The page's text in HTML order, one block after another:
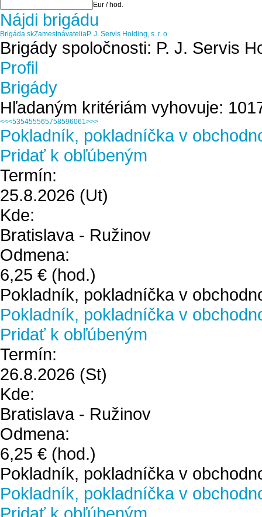
Eur / hod.
Nájdi brigádu
Brigáda.skZamestnávateliaP. J. Servis Holding, s. r. o.
Brigády spoločnosti: P. J. Servis
Profil
Brigády
Hľadaným kritériám vyhovuje:
<<<535455565758596061>>>
Pokladník, pokladníčka v
Pridať k obľúbeným
Termín:
25.8.2026 (Ut)
Kde:
Bratislava - Ružinov
Odmena:
6,25 € (hod.)
Pokladník, pokladníčka v
Pokladník, pokladníčka v
Pridať k obľúbeným
Termín:
26.8.2026 (St)
Kde:
Bratislava - Ružinov
Odmena:
6,25 € (hod.)
Pokladník, pokladníčka v
Pokladník, pokladníčka v